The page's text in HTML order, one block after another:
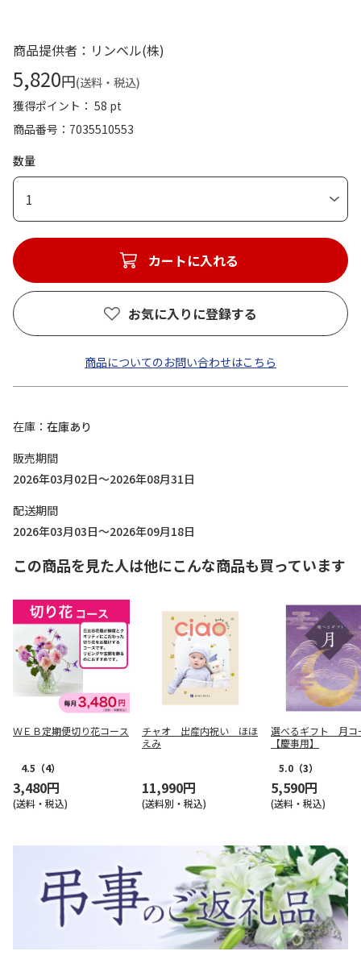
商品提供者：リンベル(株)
5,820円(送料・税込)
獲得ポイント： 58 pt
商品番号
7035510553
数量
1
カートに入れる
お気に入りに登録する
商品についてのお問い合わせはこちら
在庫
在庫あり
販売期間
2026年03月02日～2026年08月31日
配送期間
2026年03月03日～2026年09月18日
この商品を見た人は他にこんな商品も買っています
ＷＥＢ定期便切り花コース
4.5 （4）
3,480円
(送料・税込)
チャオ 出産内祝い ほほ
えみ
11,990円
(送料別・税込)
選べるギフト 月コ
【慶事用】
5.0 （3）
5,590円
(送料・税込)